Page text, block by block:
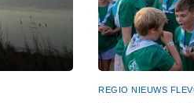
REGIO NIEUWS